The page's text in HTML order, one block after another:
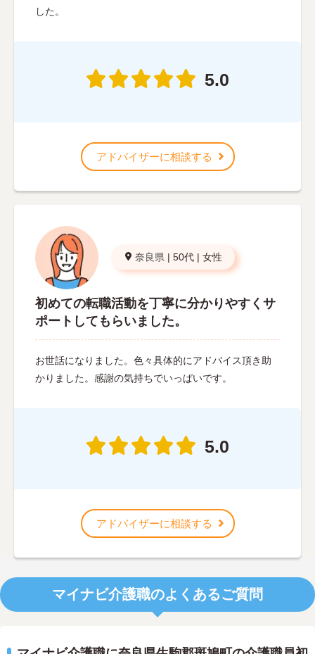
した。
5.0
アドバイザーに相談する
奈良県 | 50代 | 女性
初めての転職活動を丁寧に分かりやすくサ
ポートしてもらいました。
お世話になりました。色々具体的にアドバイス頂き助
かりました。感謝の気持ちでいっぱいです。
5.0
アドバイザーに相談する
マイナビ介護職のよくあるご質問